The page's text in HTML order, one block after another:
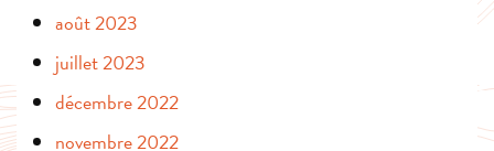
août 2023
juillet 2023
décembre 2022
novembre 2022